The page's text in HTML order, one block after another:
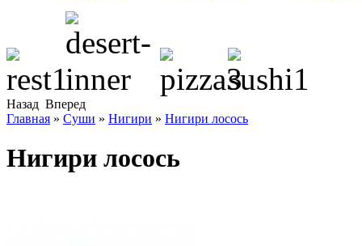
Назад Вперед
Главная » Суши » Нигири » Нигири лосось
Нигири лосось